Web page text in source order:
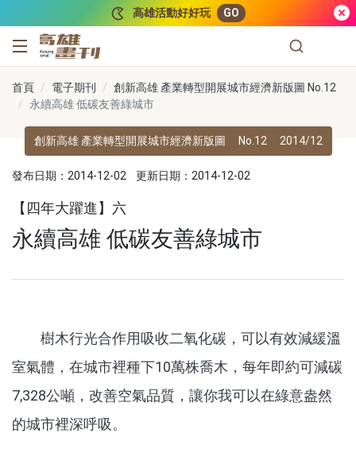
高雄活動好好玩 GO
高雄畫刊
首頁 電子期刊
創新高雄 產業轉型開展城市經濟新版圖 No.12
永續高雄 低碳友善綠城市
創新高雄 產業轉型開展城市經濟新版圖 No.12 2014/12
發布日期：2014-12-02 更新日期：2014-12-02
【四年大躍進】六
永續高雄 低碳友善綠城市
樹木行光合作用吸收二氧化碳，可以有效減緩溫
室氣體，在城市裡種下10萬株喬木，每年即約可減碳
7,328公噸，改善空氣品質，讓你我可以在綠意盎然
的城市裡深呼吸。